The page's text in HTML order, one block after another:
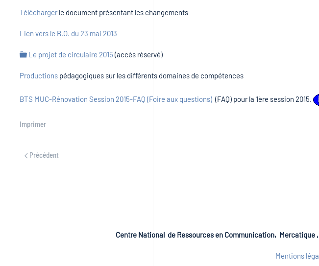
Télécharger le document présentant les changements
Lien vers le B.O. du 23 mai 2013
folder
Le projet de circulaire 2015 (accès réservé)
Productions pédagogiques sur les différents domaines de compétences
BTS MUC-Rénovation Session 2015-FAQ (Foire aux questions) (FAQ) pour la 1ère session 2015.
Imprimer
Précédent
Centre National de Ressources en Communication, Mercatique
Mentions